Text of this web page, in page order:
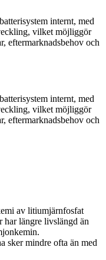
internt, med
vilket möjliggör
eftermarknadsbehov och
internt, med
vilket möjliggör
eftermarknadsbehov och
av litiumjärnfosfat
längre livslängd än
sker mindre ofta än med